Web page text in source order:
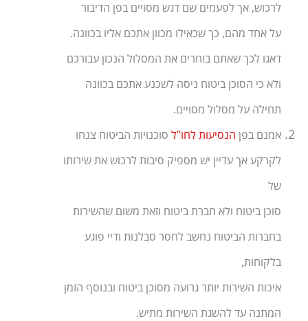
לרכוש, אך לפעמים שם דגש מסויים בפן הדיבור
על אחד מהם, כך שכאילו מכוון אתכם אליו בכוונה.
דאגו לכך שאתם בוחרים את המסלול הנכון עבורכם
ולא כי הסוכן ביטוח ניסה לשכנע אתכם בכוונה
תחילה על מסלול מסויים.
אמנם בפן הנסיעות לחו”לסוכנויות הביטוח צנחו
לקרקע אך עדיין יש מספיק סיבות לרכוש את שירותו
של
סוכן ביטוח ולא חברת ביטוח וזאת משום שהשירות
בחברות הביטוח נחשב לחסר סבלנות ודיי פוגע
בלקוחות,
איכות השירות יותר גרועה מסוכן ביטוח ובנוסף הזמן
המתנה עד להשגת השירות מתיש.